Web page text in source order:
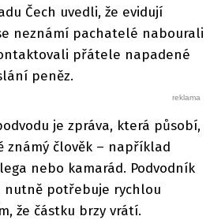
Čech uvedli, že evidují
neznámí pachatelé nabourali
přátele napadené
peněz.
je zpráva, která působí,
známý člověk – například
nebo kamarád. Podvodník
nutně potřebuje rychlou
že částku brzy vrátí.